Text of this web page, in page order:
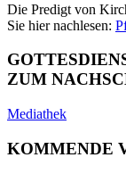
Die Predigt von
Sie hier nachlesen:
ZUM
Mediathek
KOMMENDE